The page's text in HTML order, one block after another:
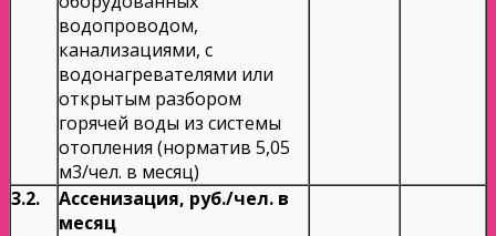
водопроводом,
канализациями, с
водонагревателями или
открытым разбором
горячей воды из системы
отопления (норматив 5,05
м3/чел. в месяц)
3.2.
Ассенизация, руб./чел. в
месяц